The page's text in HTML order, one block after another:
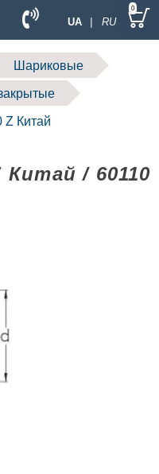
UA | RU
0
Шариковые
Z Китай
/ 60110